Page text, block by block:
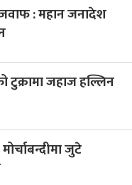
: महान जनादेश
टुक्रामा जहाज हल्लिन
जुटे